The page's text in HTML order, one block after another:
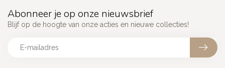
Abonneer je op onze nieuwsbrief
Blijf op de hoogte van onze acties en nieuwe collecties!